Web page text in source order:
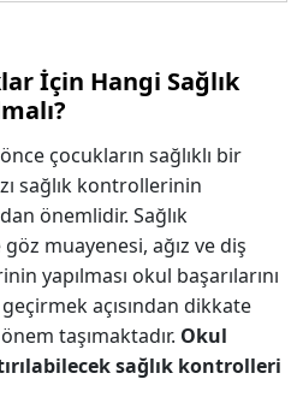
İçin Hangi Sağlık
çocukların sağlıklı bir
sağlık kontrollerinin
önemlidir. Sağlık
muayenesi, ağız ve diş
yapılması okul başarılarını
açısından dikkate
taşımaktadır. Okul
sağlık kontrolleri